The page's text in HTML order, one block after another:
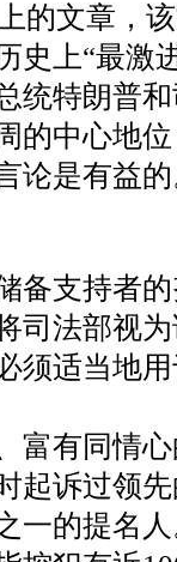
的文章，
史上“最激
统特朗普
的中心地
论是有益
备支持者
司法部视
须适当地
富有同情
起诉过领
一的提名